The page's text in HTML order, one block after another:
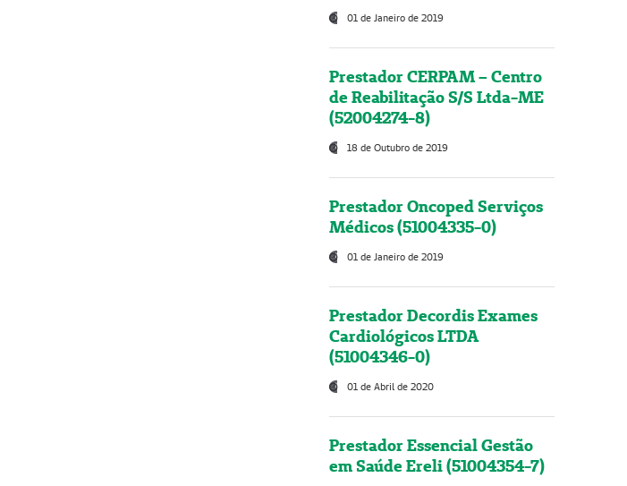
01 de Janeiro de 2019
Prestador CERPAM – Centro
de Reabilitação S/S Ltda-ME
(52004274-8)
18 de Outubro de 2019
Prestador Oncoped Serviços
Médicos (51004335-0)
01 de Janeiro de 2019
Prestador Decordis Exames
Cardiológicos LTDA
(51004346-0)
01 de Abril de 2020
Prestador Essencial Gestão
em Saúde Ereli (51004354-7)